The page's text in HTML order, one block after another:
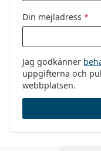
Din mejladress *
Jag godkänner
uppgifterna och
webbplatsen.